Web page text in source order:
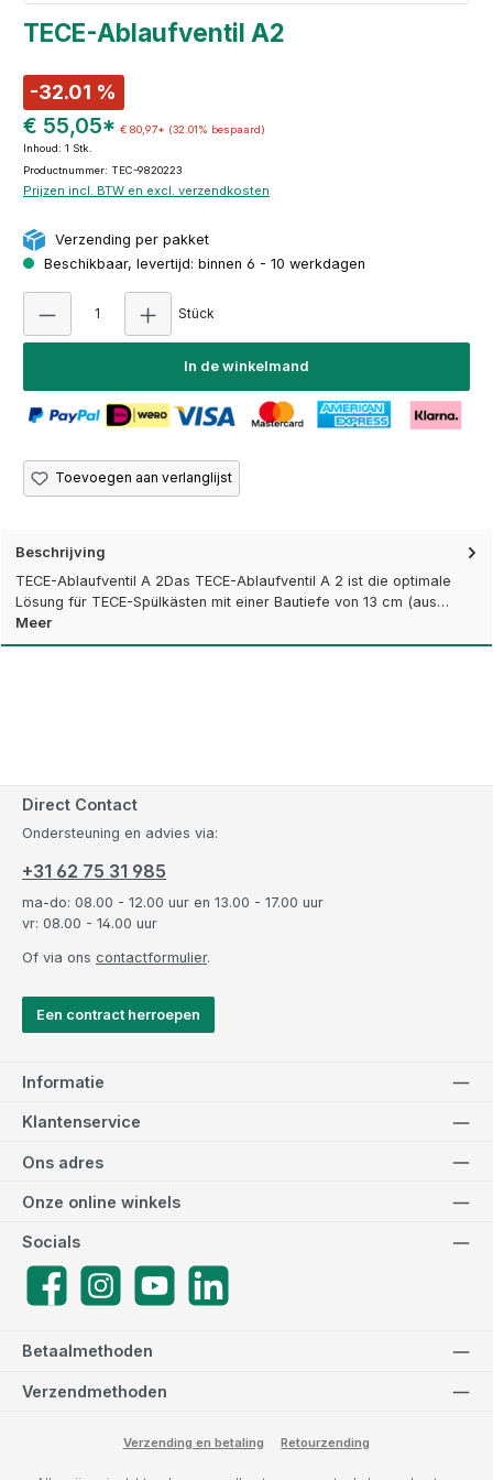
TECE-Ablaufventil A2
-32.01 %
€ 55,05* € 80,97* (32.01% bespaard)
Inhoud: 1 Stk.
Productnummer: TEC-9820223
Prijzen incl. BTW en excl. verzendkosten
Verzending per pakket
Beschikbaar, levertijd: binnen 6 - 10 werkdagen
Stück
In de winkelmand
Toevoegen aan verlanglijst
Beschrijving
TECE-Ablaufventil A 2Das TECE-Ablaufventil A 2 ist die optimale
Lösung für TECE-Spülkästen mit einer Bautiefe von 13 cm (aus…
Meer
Direct Contact
Ondersteuning en advies via:
+31 62 75 31 985
ma-do: 08.00 - 12.00 uur en 13.00 - 17.00 uur
vr: 08.00 - 14.00 uur
Of via ons contactformulier.
Een contract herroepen
Informatie
Klantenservice
Betaalmethoden
Verzendmethoden
Ons adres
Socials
FacebookInstagramYouTube
Onze online winkels
Verzending en betaling Retourzending